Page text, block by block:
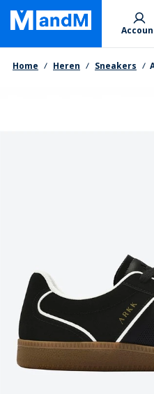
Skip
main
content
Primary
Kruimelpad
Home Heren Sneakers